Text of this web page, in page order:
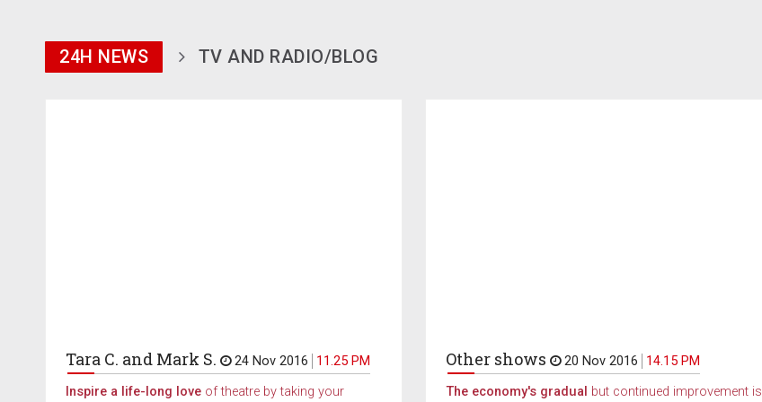
24H NEWS TV AND RADIO/BLOG
Tara C. and Mark S. 24 Nov 2016
11.25 PM
Inspire a life-long love of theatre by taking your
Other shows 20 Nov 2016
14.15 PM
The economy's gradual but continued improvement is